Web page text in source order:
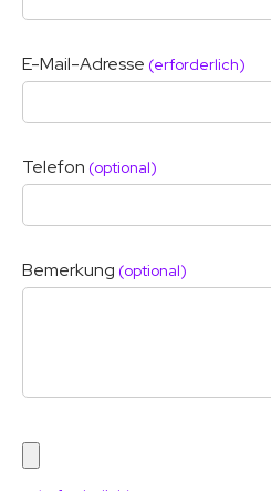
E-Mail-Adresse (erforderlich)
Telefon (optional)
Bemerkung (optional)